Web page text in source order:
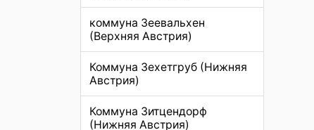
коммуна Зеевальхен
(Верхняя Австрия)
Коммуна Зехетгруб (Нижняя
Австрия)
Коммуна Зитцендорф
(Нижняя Австрия)